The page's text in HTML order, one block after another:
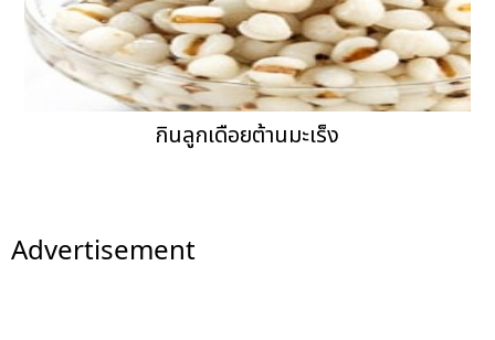
กินลูกเดือยต้านมะเร็ง
Advertisement